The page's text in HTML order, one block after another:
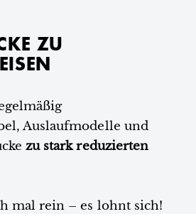
ZU
Auslaufmodelle und
zu stark reduzierten
mal rein – es lohnt sich!